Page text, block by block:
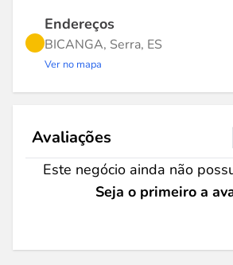
Endereços
BICANGA, Serra, ES
Ver no mapa
Avaliações
Este negócio ainda não
Seja o primeiro a